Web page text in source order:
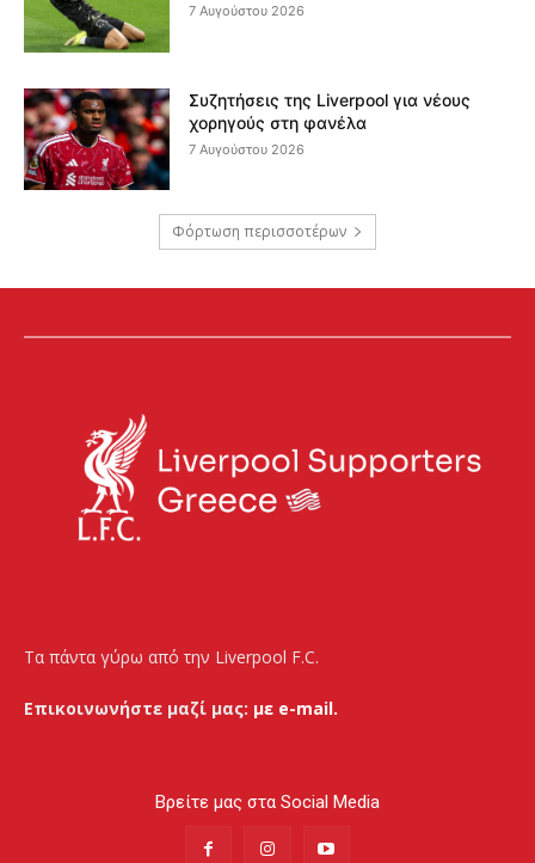
7 Αυγούστου 2026
Συζητήσεις της Liverpool για νέους
χορηγούς στη φανέλα
7 Αυγούστου 2026
Φόρτωση περισσοτέρων
Τα πάντα γύρω από την Liverpool F.C.
Επικοινωνήστε μαζί μας: με e-mail.
Βρείτε μας στα Social Media